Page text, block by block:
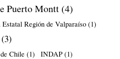
Puerto Montt (4)
Región de Valparaíso (1)
(3)
Chile (1) INDAP (1)